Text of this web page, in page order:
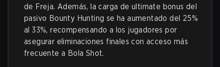
de Freja. Además, la carga de ultimate bonus del
pasivo Bounty Hunting se ha aumentado del 25%
al 33%, recompensando a los jugadores por
asegurar eliminaciones finales con acceso más
frecuente a Bola Shot.